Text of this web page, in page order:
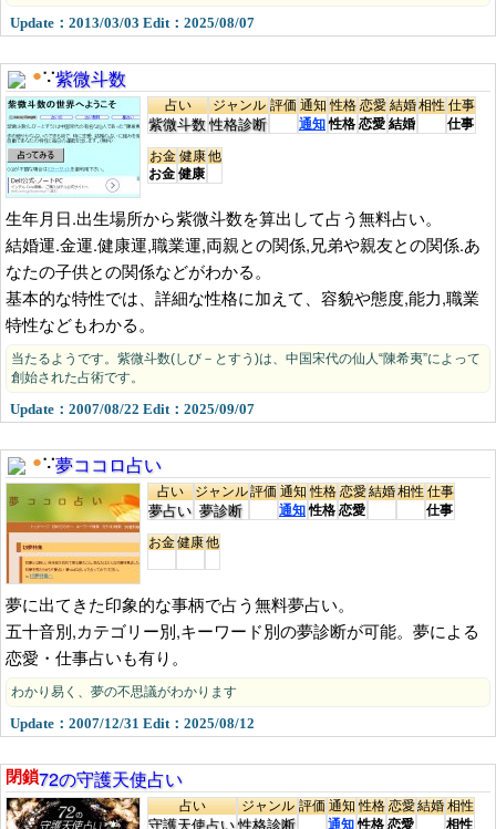
Update：2013/03/03 Edit：2025/08/07
●∵紫微斗数
占い
紫微斗数
ジャンル
性格診断
評価通知
通知
性格
性格
恋愛
恋愛
結婚
結婚
相性仕事
仕事
お金
お金
健康
健康
他
生年月日.出生場所から紫微斗数を算出して占う無料占い。
結婚運.金運.健康運,職業運,両親との関係,兄弟や親友との関係.あ
なたの子供との関係などがわかる。
基本的な特性では、詳細な性格に加えて、容貌や態度,能力,職業
特性などもわかる。
当たるようです。紫微斗数(しび－とすう)は、中国宋代の仙人“陳希夷”によって
創始された占術です。
Update：2007/08/22 Edit：2025/09/07
●∵夢ココロ占い
占い
夢占い
ジャンル
夢診断
評価通知
通知
性格
性格
恋愛
恋愛
結婚相性仕事
仕事
お金健康他
夢に出てきた印象的な事柄で占う無料夢占い。
五十音別,カテゴリー別,キーワード別の夢診断が可能。夢による
恋愛・仕事占いも有り。
わかり易く、夢の不思議がわかります
Update：2007/12/31 Edit：2025/08/12
閉鎖72の守護天使占い
占い
守護天使占い
ジャンル
性格診断
評価通知
通知
性格
性格
恋愛
恋愛
結婚相性
相性